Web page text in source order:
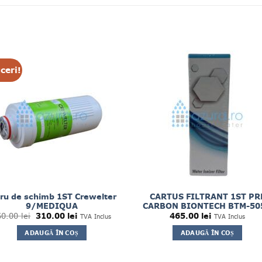
de schimb 1ST Crewelter
9/MEDIQUA
lei Prețul
inițial
a
fost:
360.00 lei.
310.00 leiPrețul
curent
este:
310.00 lei.
TVA Inclus
ADAUGĂ ÎN COȘ
CARTUS FILTRANT 1ST
CARBON BIONTECH BTM-
465.00 lei TVA Inclus
ADAUGĂ ÎN COȘ